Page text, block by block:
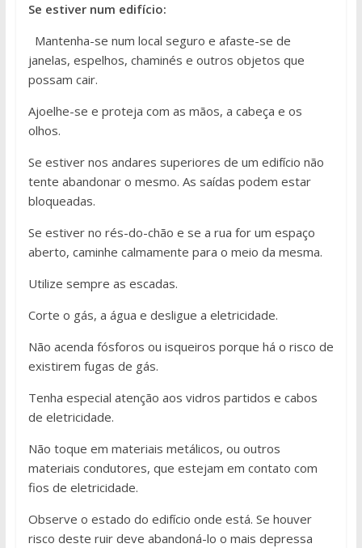
Se estiver num edifício:
Mantenha-se num local seguro e afaste-se de
janelas, espelhos, chaminés e outros objetos que
possam cair.
Ajoelhe-se e proteja com as mãos, a cabeça e os
olhos.
Se estiver nos andares superiores de um edifício não
tente abandonar o mesmo. As saídas podem estar
bloqueadas.
Se estiver no rés-do-chão e se a rua for um espaço
aberto, caminhe calmamente para o meio da mesma.
Utilize sempre as escadas.
Corte o gás, a água e desligue a eletricidade.
Não acenda fósforos ou isqueiros porque há o risco de
existirem fugas de gás.
Tenha especial atenção aos vidros partidos e cabos
de eletricidade.
Não toque em materiais metálicos, ou outros
materiais condutores, que estejam em contato com
fios de eletricidade.
Observe o estado do edifício onde está. Se houver
risco deste ruir deve abandoná-lo o mais depressa